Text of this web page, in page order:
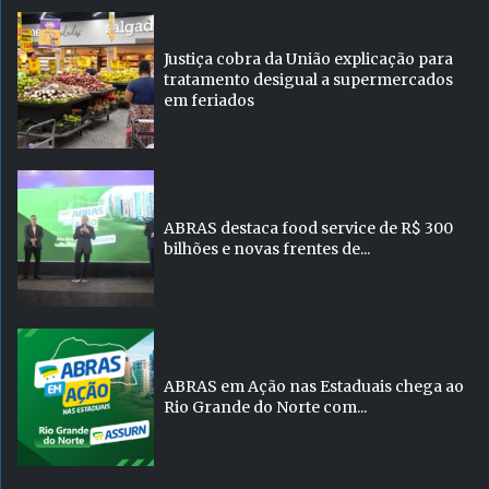
Justiça cobra da União explicação para
tratamento desigual a supermercados
em feriados
ABRAS destaca food service de R$ 300
bilhões e novas frentes de...
ABRAS em Ação nas Estaduais chega ao
Rio Grande do Norte com...